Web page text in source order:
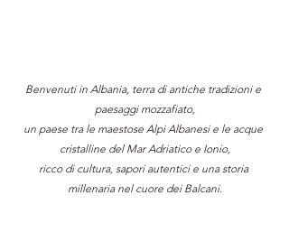
Benvenuti in Albania, terra di antiche tradizioni e
paesaggi mozzafiato,
un paese tra le maestose Alpi Albanesi e le acque
cristalline del Mar Adriatico e Ionio,
ricco di cultura, sapori autentici e una storia
millenaria nel cuore dei Balcani.